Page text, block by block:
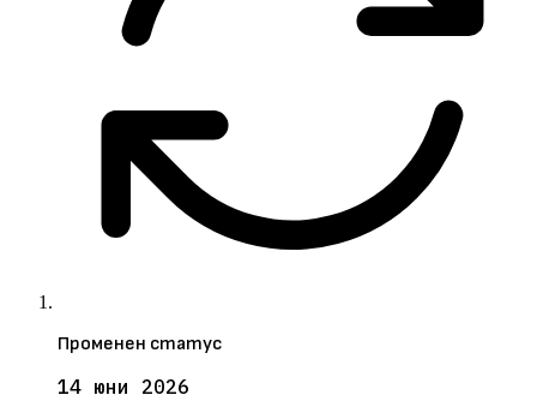
Променен статус
14 юни 2026